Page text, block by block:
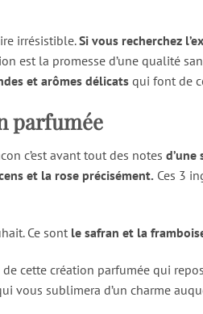
irrésistible.Si vous recherchez
est la promesse d’une qualité
et arômes délicats qui font de
parfumée
c’est avant tout des notes
et la rose précisément. Ces 3
Ce sont le safran et la
cette création parfumée qui
vous sublimera d’un charme